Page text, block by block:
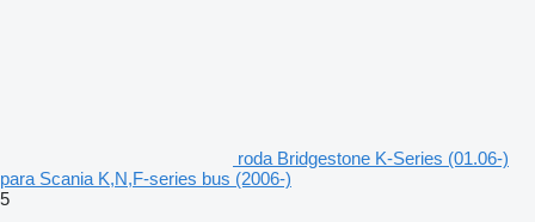
roda Bridgestone K-Series (01.06-)
para Scania K,N,F-series bus (2006-)
5